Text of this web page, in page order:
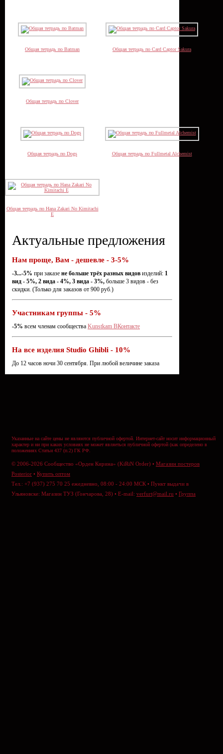
Общая тетрадь по Batman Общая тетрадь по Card Captor Sakura
Общая тетрадь по Clover
Общая тетрадь по Dogs Общая тетрадь по Fullmetal Alchemist
Общая тетрадь по Hana Zakari No Kimitachi
E
Актуальные предложения
Нам проще, Вам - дешевле - 3-5%
-3...-5% при заказе не больше трёх разных видов изделий: 1
вид - 5%, 2 вида - 4%, 3 вида - 3%, больше 3 видов - без
скидки. (Только для заказов от 900 руб.)
Участникам группы - 5%
-5% всем членам сообщества Kunstkam ВКонтакте
На все изделия Studio Ghibli - 10%
До 12 часов ночи 30 сентября. При любой величине заказа
Указанные на сайте цены не являются публичной офертой. Интернет-сайт носит информационный
характер и ни при каких условиях не может являеться публичной офертой (как определено в
положениях Статьи 437 (п.2) ГК РФ.
© 2006-2026 Сообщество «Орден Кирина» (KiRiN Order) • Магазин постеров
Posterior • Купить оптом
Тел.: +7 (937) 275 70 25 ежедневно, 08:00 - 24:00 МСК • Пункт выдачи в
Ульяновске: Магазин ТУЗ (Гончарова, 28) • E-mail: verfurt@mail.ru • Группа